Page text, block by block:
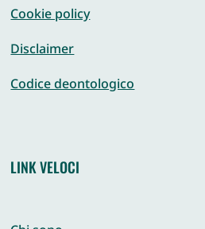
Cookie policy
Disclaimer
Codice deontologico
LINK VELOCI